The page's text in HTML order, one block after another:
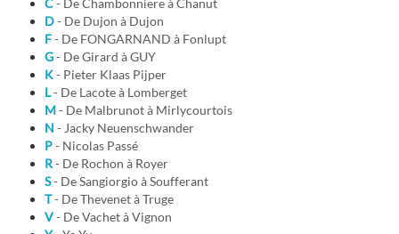
C
- De Chambonniere à Chanut
D
- De Dujon à Dujon
F
- De FONGARNAND à Fonlupt
G
- De Girard à GUY
K
- Pieter Klaas Pijper
L
- De Lacote à Lomberget
M
- De Malbrunot à Mirlycourtois
N
- Jacky Neuenschwander
P
- Nicolas Passé
R
- De Rochon à Royer
S
- De Sangiorgio à Soufferant
T
- De Thevenet à Truge
V
- De Vachet à Vignon